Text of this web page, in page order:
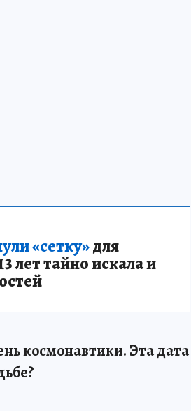
«сетку»для
лет тайно искала и
космонавтики. Эта дата